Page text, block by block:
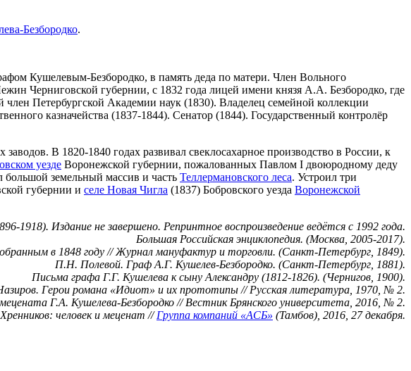
Безбородко.
Кушелевым-Безбородко, в память деда по матери. Член Вольного
Черниговской губернии, с 1832 года лицей имени князя А.А. Безбородко, где
Петербургской Академии наук (1830). Владелец семейной коллекции
казначейства (1837-1844). Сенатор (1844). Государственный контролёр
В 1820-1840 годах развивал свеклосахарное производство в России, к
уезде Воронежской губернии, пожалованных Павлом I двоюродному деду
земельный массив и часть Теллермановского леса. Устроил три
губернии и селе Новая Чигла (1837) Бобровского уезда Воронежской
Издание не завершено. Репринтное воспроизведение ведётся с 1992 года.
Большая Российская энциклопедия. (Москва, 2005-2017).
в 1848 году // Журнал мануфактур и торговли. (Санкт-Петербург, 1849).
П.Н. Полевой. Граф А.Г. Кушелев-Безбородко. (Санкт-Петербург, 1881).
Письма графа Г.Г. Кушелева к сыну Александру (1812-1826). (Чернигов, 1900).
Герои романа «Идиот» и их прототипы // Русская литература, 1970, № 2.
Г.А. Кушелева-Безбородко // Вестник Брянского университета, 2016, № 2.
человек и меценат //Группа компаний «АСБ» (Тамбов), 2016, 27 декабря.